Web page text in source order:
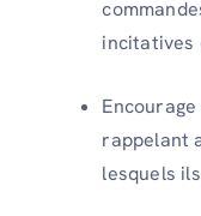
incitatives
rappelant
lesquels